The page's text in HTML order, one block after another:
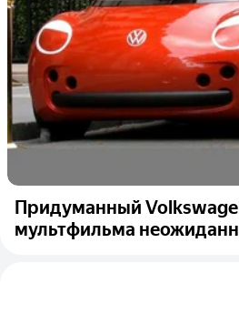
Придуманный
мультфильма